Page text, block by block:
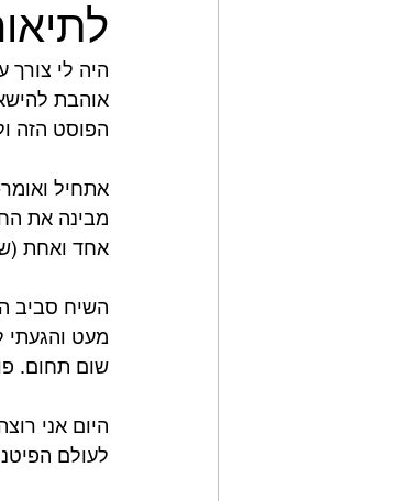
היה לי צורך
אוהבת
הפוסט הזה
אתחיל
מבינה את
אחד ואחת
השיח סביב
מעט והגעתי
שום תחום.
היום אני
לעולם